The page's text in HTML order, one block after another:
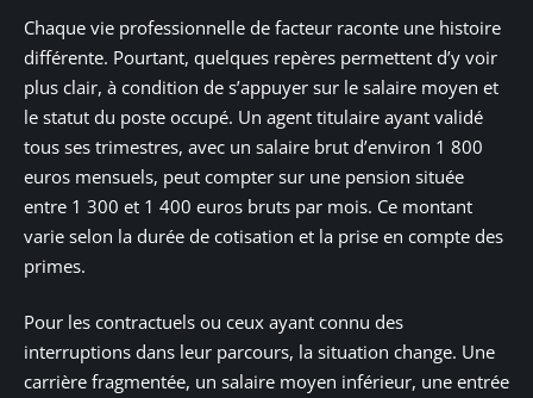
Chaque vie professionnelle de facteur raconte une histoire
différente. Pourtant, quelques repères permettent d’y voir
plus clair, à condition de s’appuyer sur le salaire moyen et
le statut du poste occupé. Un agent titulaire ayant validé
tous ses trimestres, avec un salaire brut d’environ 1 800
euros mensuels, peut compter sur une pension située
entre 1 300 et 1 400 euros bruts par mois. Ce montant
varie selon la durée de cotisation et la prise en compte des
primes.
Pour les contractuels ou ceux ayant connu des
interruptions dans leur parcours, la situation change. Une
carrière fragmentée, un salaire moyen inférieur, une entrée